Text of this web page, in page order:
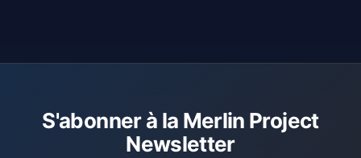
S'abonner à la Merlin Project
Newsletter